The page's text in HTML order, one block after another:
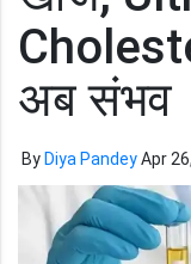
अब संभव
By Diya PandeyApr